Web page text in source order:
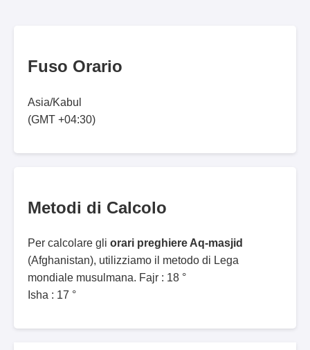
Fuso Orario
Asia/Kabul
(GMT +04:30)
Metodi di Calcolo
Per calcolare gli orari preghiere Aq-masjid
(Afghanistan), utilizziamo il metodo di Lega
mondiale musulmana. Fajr : 18 °
Isha : 17 °